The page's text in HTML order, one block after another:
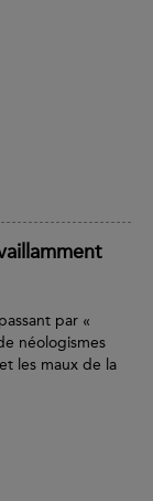
par «
néologismes
les maux de la